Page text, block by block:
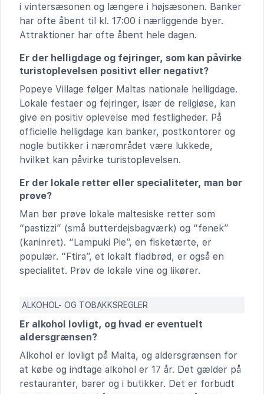
i vintersæsonen og længere i højsæsonen. Banker
har ofte åbent til kl. 17:00 i nærliggende byer.
Attraktioner har ofte åbent hele dagen.
Er der helligdage og fejringer, som kan påvirke
turistoplevelsen positivt eller negativt?
Popeye Village følger Maltas nationale helligdage.
Lokale festaer og fejringer, især de religiøse, kan
give en positiv oplevelse med festligheder. På
officielle helligdage kan banker, postkontorer og
nogle butikker i nærområdet være lukkede,
hvilket kan påvirke turistoplevelsen.
Er der lokale retter eller specialiteter, man bør
prøve?
Man bør prøve lokale maltesiske retter som
“pastizzi” (små butterdejsbagværk) og “fenek”
(kaninret). “Lampuki Pie”, en fisketærte, er
populær. “Ftira”, et lokalt fladbrød, er også en
specialitet. Prøv de lokale vine og likører.
ALKOHOL- OG TOBAKKSREGLER
Er alkohol lovligt, og hvad er eventuelt
aldersgrænsen?
Alkohol er lovligt på Malta, og aldersgrænsen for
at købe og indtage alkohol er 17 år. Det gælder på
restauranter, barer og i butikker. Det er forbudt